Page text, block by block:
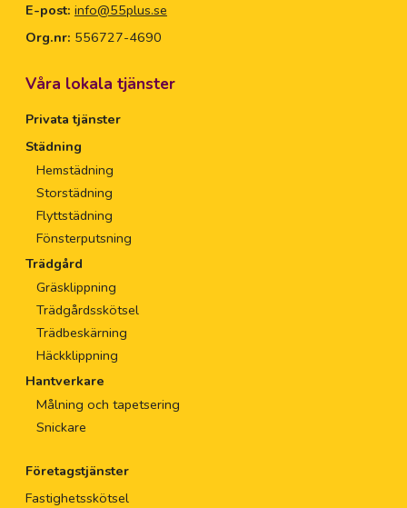
E-post: info@55plus.se
Org.nr: 556727-4690
Våra lokala tjänster
Privata tjänster
Städning
Hemstädning
Storstädning
Flyttstädning
Fönsterputsning
Trädgård
Gräsklippning
Trädgårdsskötsel
Trädbeskärning
Häckklippning
Hantverkare
Målning och tapetsering
Snickare
Företagstjänster
Fastighetsskötsel